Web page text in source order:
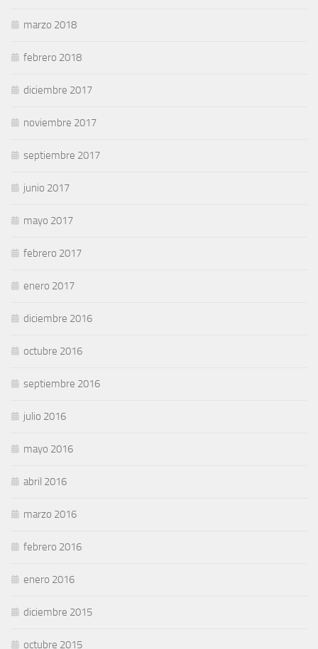
marzo 2018
febrero 2018
diciembre 2017
noviembre 2017
septiembre 2017
junio 2017
mayo 2017
febrero 2017
enero 2017
diciembre 2016
octubre 2016
septiembre 2016
julio 2016
mayo 2016
abril 2016
marzo 2016
febrero 2016
enero 2016
diciembre 2015
octubre 2015